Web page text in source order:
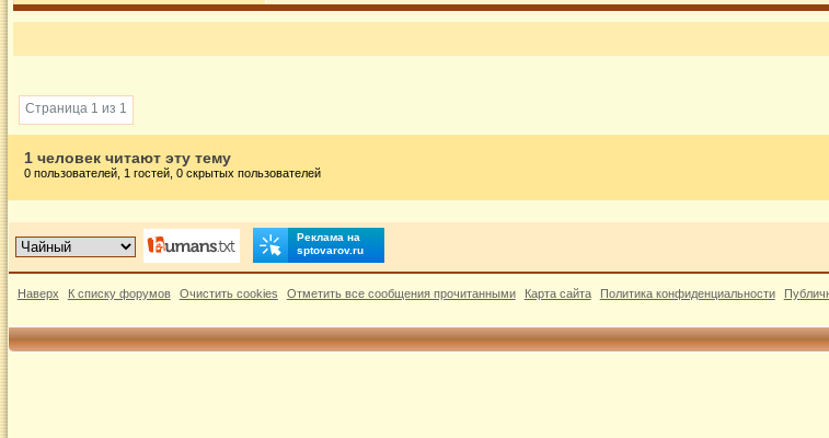
Страница 1 из 1
1 человек читают эту тему
0 пользователей, 1 гостей, 0 скрытых пользователей
Реклама на
sptovarov.ru
Наверх К списку форумов Очистить cookies Отметить все сообщения прочитанными Карта сайта Политика конфиденциальности